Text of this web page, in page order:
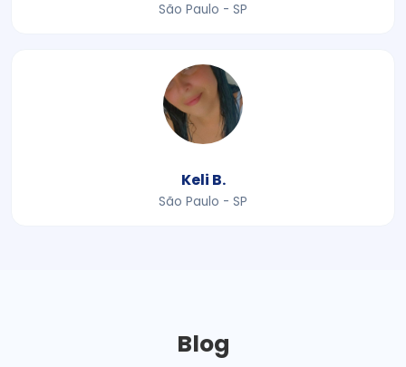
São Paulo - SP
Keli B.
São Paulo - SP
Blog